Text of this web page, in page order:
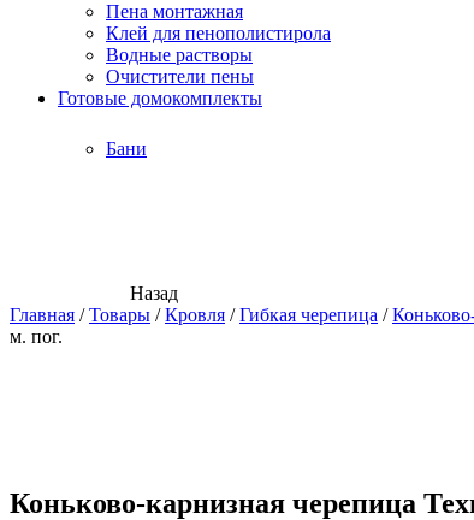
Пена монтажная
Клей для пенополистирола
Водные растворы
Очистители пены
Готовые домокомплекты
Бани
Назад
Главная /Товары /Кровля /Гибкая черепица /
м. пог.
Коньково-карнизная черепица